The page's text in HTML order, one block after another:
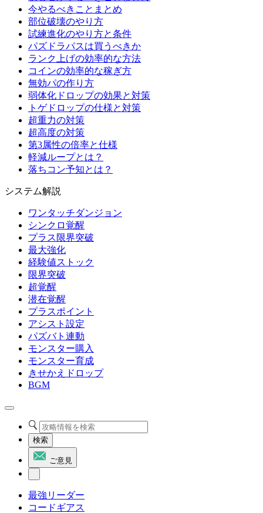
今やるべきことまとめ
部位破壊のやり方
試練進化のやり方と条件
パズドラパスは買うべきか
ランク上げの効率的な方法
コインの効率的な稼ぎ方
無効パの作り方
弱体化ドロップの効果と対策
トゲドロップの仕様と対策
超重力の対策
超高度の対策
第3属性の倍率と仕様
軽減ループとは？
落ちコン予知とは？
システム解説
ワンタッチダンジョン
シンクロ覚醒
プラス限界突破
最大強化
経験値ストック
限界突破
超覚醒
潜在覚醒
プラスポイント
アシスト設定
パズバト連動
モンスター購入
モンスター育成
きせかえドロップ
BGM
検索
ご意見
最強リーダー
コードギアス